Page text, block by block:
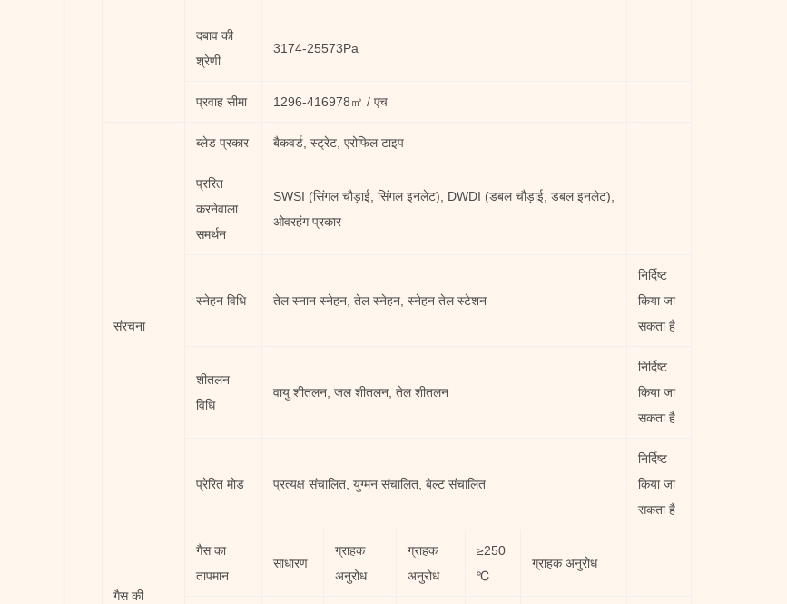
दबाव की
श्रेणी
3174-25573Pa
प्रवाह सीमा 1296-416978㎥ / एच
संरचना
ब्लेड प्रकार बैकवर्ड, स्ट्रेट, एरोफिल टाइप
प्ररित
करनेवाला
समर्थन
SWSI (सिंगल चौड़ाई, सिंगल इनलेट), DWDI (डबल चौड़ाई, डबल इनलेट),
ओवरहंग प्रकार
स्नेहन विधि तेल स्नान स्नेहन, तेल स्नेहन, स्नेहन तेल स्टेशन
निर्दिष्ट
किया जा
सकता है
शीतलन
विधि
वायु शीतलन, जल शीतलन, तेल शीतलन
निर्दिष्ट
किया जा
सकता है
प्रेरित मोड प्रत्यक्ष संचालित, युग्मन संचालित, बेल्ट संचालित
निर्दिष्ट
किया जा
सकता है
गैस की
गैस का
तापमान
साधारण
ग्राहक
अनुरोध
ग्राहक
अनुरोध
≥250
℃
ग्राहक अनुरोध